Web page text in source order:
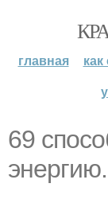
главная
69
энергию.